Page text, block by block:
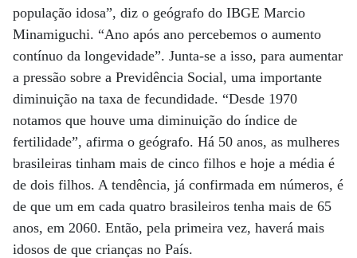
população idosa”, diz o geógrafo do IBGE Marcio
Minamiguchi. “Ano após ano percebemos o aumento
contínuo da longevidade”. Junta-se a isso, para aumentar
a pressão sobre a Previdência Social, uma importante
diminuição na taxa de fecundidade. “Desde 1970
notamos que houve uma diminuição do índice de
fertilidade”, afirma o geógrafo. Há 50 anos, as mulheres
brasileiras tinham mais de cinco filhos e hoje a média é
de dois filhos. A tendência, já confirmada em números, é
de que um em cada quatro brasileiros tenha mais de 65
anos, em 2060. Então, pela primeira vez, haverá mais
idosos de que crianças no País.